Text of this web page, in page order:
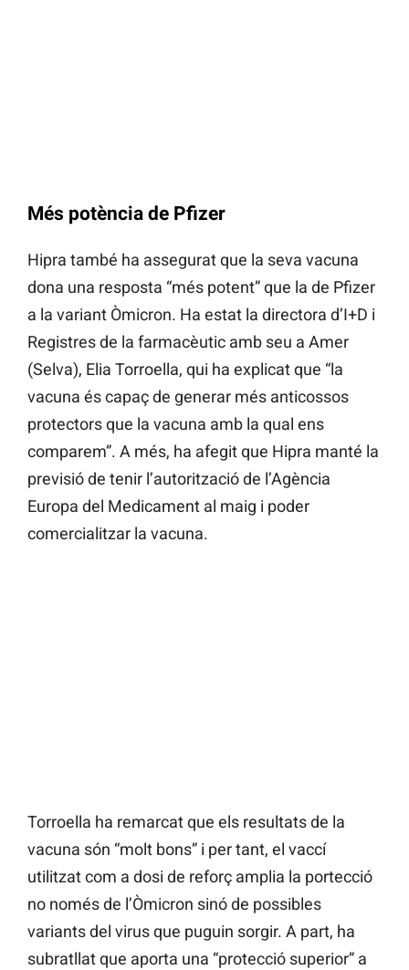
Més potència de Pfizer
Hipra també ha assegurat que la seva vacuna
dona una resposta “més potent” que la de Pfizer
a la variant Òmicron. Ha estat la directora d’I+D i
Registres de la farmacèutic amb seu a Amer
(Selva), Elia Torroella, qui ha explicat que “la
vacuna és capaç de generar més anticossos
protectors que la vacuna amb la qual ens
comparem”. A més, ha afegit que Hipra manté la
previsió de tenir l’autorització de l’Agència
Europa del Medicament al maig i poder
comercialitzar la vacuna.
Torroella ha remarcat que els resultats de la
vacuna són “molt bons” i per tant, el vaccí
utilitzat com a dosi de reforç amplia la portecció
no només de l’Òmicron sinó de possibles
variants del virus que puguin sorgir. A part, ha
subratllat que aporta una “protecció superior” a